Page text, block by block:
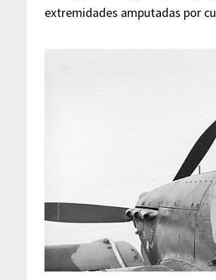
extremidades amputadas por